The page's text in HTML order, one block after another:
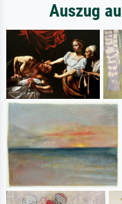
Auszug